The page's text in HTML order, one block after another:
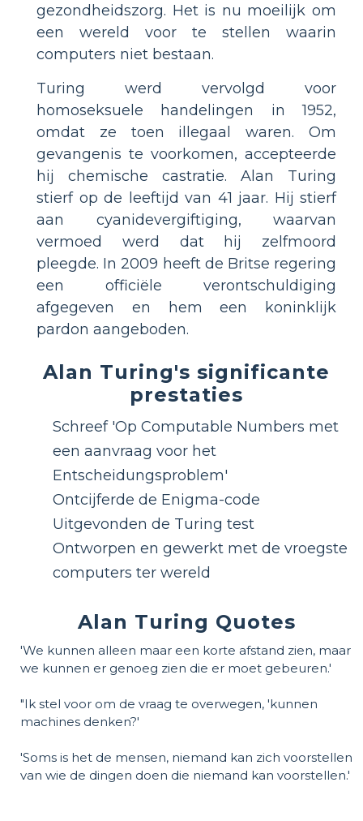
gezondheidszorg. Het is nu moeilijk om
een ​​wereld voor te stellen waarin
computers niet bestaan.
Turing werd vervolgd voor
homoseksuele handelingen in 1952,
omdat ze toen illegaal waren. Om
gevangenis te voorkomen, accepteerde
hij chemische castratie. Alan Turing
stierf op de leeftijd van 41 jaar. Hij stierf
aan cyanidevergiftiging, waarvan
vermoed werd dat hij zelfmoord
pleegde. In 2009 heeft de Britse regering
een officiële verontschuldiging
afgegeven en hem een ​​koninklijk
pardon aangeboden.
Alan Turing's significante
prestaties
Schreef 'Op Computable Numbers met
een aanvraag voor het
Entscheidungsproblem'
Ontcijferde de Enigma-code
Uitgevonden de Turing test
Ontworpen en gewerkt met de vroegste
computers ter wereld
Alan Turing Quotes
'We kunnen alleen maar een korte afstand zien, maar
we kunnen er genoeg zien die er moet gebeuren.'
"Ik stel voor om de vraag te overwegen, 'kunnen
machines denken?'
'Soms is het de mensen, niemand kan zich voorstellen
van wie de dingen doen die niemand kan voorstellen.'